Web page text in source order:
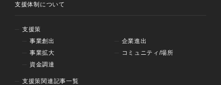
支援体制について
支援策
事業創出
事業拡大
資金調達
企業進出
コミュニティ/場所
支援策関連記事一覧